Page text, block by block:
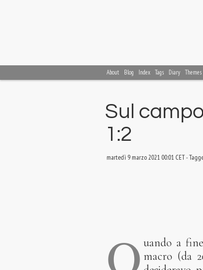
About Blog Index Tags Diary Themes
Sul
1:2
martedì 9 marzo 2021 00:01 CET-
Q uando a
macro (da